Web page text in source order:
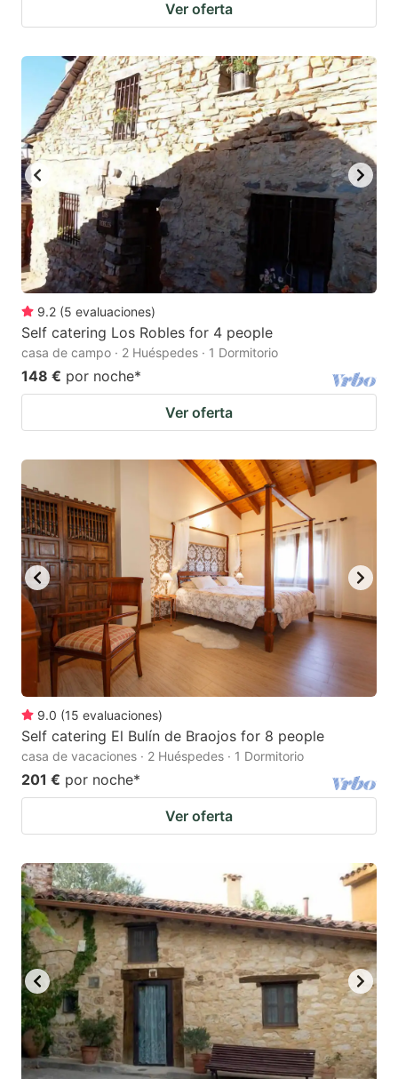
Ver oferta
9.2 (5 evaluaciones)
Self catering Los Robles for 4 people
casa de campo · 2 Huéspedes · 1 Dormitorio
148 € por noche*
Ver oferta
9.0 (15 evaluaciones)
Self catering El Bulín de Braojos for 8 people
casa de vacaciones · 2 Huéspedes · 1 Dormitorio
201 € por noche*
Ver oferta